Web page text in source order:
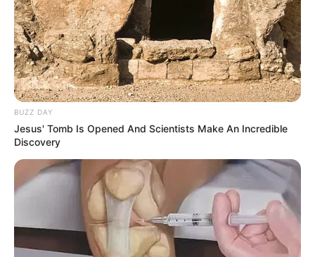
Lebih menarik kisahnya dari season pertama
Cerita
9/10
Pemain
8/10
Akting
9/10
Musik
10/10
Balas
ULASAN
Alamat email Anda tidak akan dipublikasikan.
BUZZ DAY
Jesus' Tomb Is Opened And Scientists Make An Incredible
Discovery